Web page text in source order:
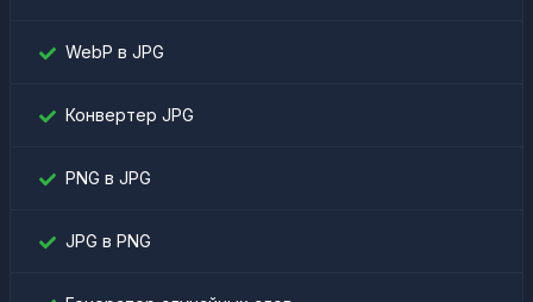
WebP в JPG
Конвертер JPG
PNG в JPG
JPG в PNG